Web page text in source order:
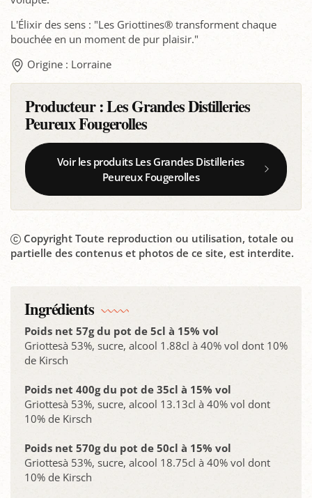
L'Élixir des sens : "Les Griottines® transforment chaque
bouchée en un moment de pur plaisir."
Origine : Lorraine
Producteur :Les Grandes Distilleries
Peureux Fougerolles
Voir les produits Les Grandes Distilleries
Peureux Fougerolles
Copyright Toute reproduction ou utilisation, totale ou
partielle des contenus et photos de ce site, est interdite.
Ingrédients
Poids net 57g du pot de 5cl à 15% vol
Griottesà 53%, sucre, alcool 1.88cl à 40% vol dont 10%
de Kirsch
Poids net 400g du pot de 35cl à 15% vol
Griottesà 53%, sucre, alcool 13.13cl à 40% vol dont
10% de Kirsch
Poids net 570g du pot de 50cl à 15% vol
Griottesà 53%, sucre, alcool 18.75cl à 40% vol dont
10% de Kirsch